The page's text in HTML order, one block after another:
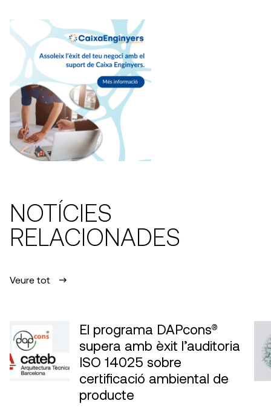
NOTÍCIES
RELACIONADES
Veure tot
El programa DAPcons®
supera amb èxit l’auditoria
ISO 14025 sobre
certificació ambiental de
producte